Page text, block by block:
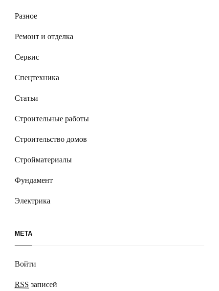
Разное
Ремонт и отделка
Сервис
Спецтехника
Статьи
Строительные работы
Строительство домов
Стройматериалы
Фундамент
Электрика
МЕТА
Войти
RSS записей